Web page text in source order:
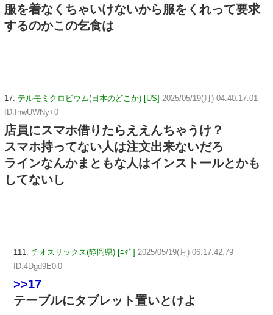
服を着なくちゃいけないから服をくれって要求
するのかこの乞食は
17: テルモミクロビウム(日本のどこか) [US] 2025/05/19(月) 04:40:17.01
ID:fnwUWNy+0
店員にスマホ借りたらええんちゃうけ？
スマホ持ってない人は注文出来ないだろ
ラインなんかまともな人はインストールとかも
してないし
111: チオスリックス(静岡県) [ﾆﾀﾞ] 2025/05/19(月) 06:17:42.79
ID:4Dgd9E0i0
>>17
テーブルにタブレット置いとけよ